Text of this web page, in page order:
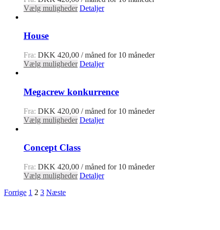
Vælg muligheder Detaljer
House
Fra: DKK 420,00 / måned for 10 måneder
Vælg muligheder Detaljer
Megacrew konkurrence
Fra: DKK 420,00 / måned for 10 måneder
Vælg muligheder Detaljer
Concept Class
Fra: DKK 420,00 / måned for 10 måneder
Vælg muligheder Detaljer
Forrige 1 2 3 Næste